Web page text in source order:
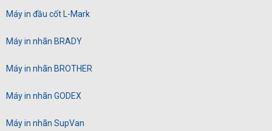
Máy in đầu cốt L-Mark
Máy in nhãn BRADY
Máy in nhãn BROTHER
Máy in nhãn GODEX
Máy in nhãn SupVan